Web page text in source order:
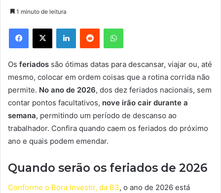
1 minuto de leitura
Facebook
X LinkedinReddit WhatsApp
Os feriados são ótimas datas para descansar, viajar ou, até
mesmo, colocar em ordem coisas que a rotina corrida não
permite. No ano de 2026, dos dez feriados nacionais, sem
contar pontos facultativos, nove irão cair durante a
semana, permitindo um período de descanso ao
trabalhador. Confira quando caem os feriados do próximo
ano e quais podem emendar.
Quando serão os feriados de 2026
Conforme o Bora Investir, da B3, o ano de 2026 está